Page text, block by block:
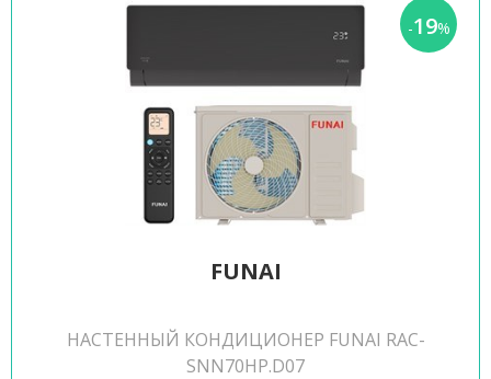
-19%
FUNAI
НАСТЕННЫЙ КОНДИЦИОНЕР FUNAI RAC-
SNN70HP.D07